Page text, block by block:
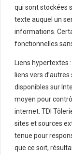
qui sont stockées
texte auquel un
informations.
fonctionnelles
Liens hypertextes
liens vers
disponibles sur
moyen pour
internet. TDI
sites et sources
tenue pour
que ce soit,